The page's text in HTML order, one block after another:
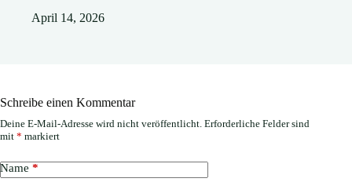
April 14, 2026
Schreibe einen Kommentar
Deine E-Mail-Adresse wird nicht veröffentlicht. Erforderliche Felder sind
mit * markiert
Name *